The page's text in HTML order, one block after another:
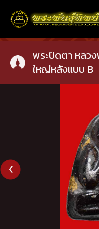
พระปิดตา หลว
ใหญ่หลังแบบ B